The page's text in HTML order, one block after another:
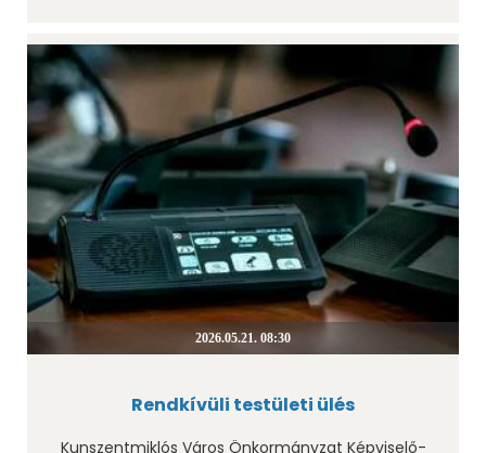
2026.05.21. 08:30
Rendkívüli testületi ülés
Kunszentmiklós Város Önkormányzat Képviselő-